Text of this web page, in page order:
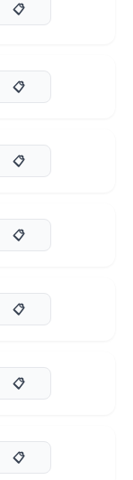
📋
📋
📋
📋
📋
📋
📋